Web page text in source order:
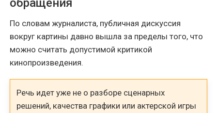
обращения
По словам журналиста, публичная дискуссия
вокруг картины давно вышла за пределы того, что
можно считать допустимой критикой
кинопроизведения.
Речь идет уже не о разборе сценарных
решений, качества графики или актерской игры